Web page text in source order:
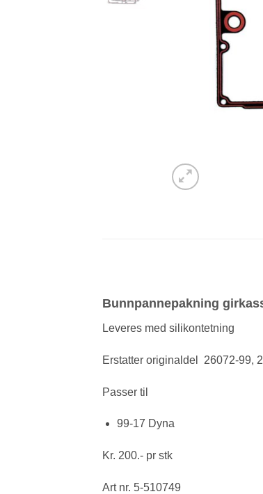
Bunnpannepakning
Leveres med silikontetning
Erstatter originaldel 26072-99,
Passer til
99-17 Dyna
Kr. 200.- pr stk
Art nr. 5-510749